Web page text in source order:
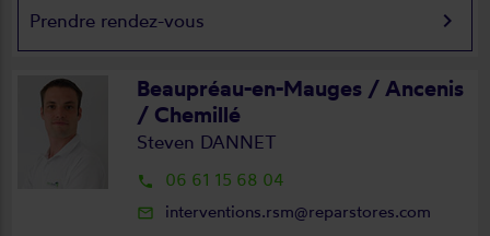
Prendre rendez-vous keyboard_arrow_right
Beaupréau-en-Mauges / Ancenis
/ Chemillé
Steven DANNET
local_phone 06 61 15 68 04
mail_outline interventions.rsm@reparstores.com